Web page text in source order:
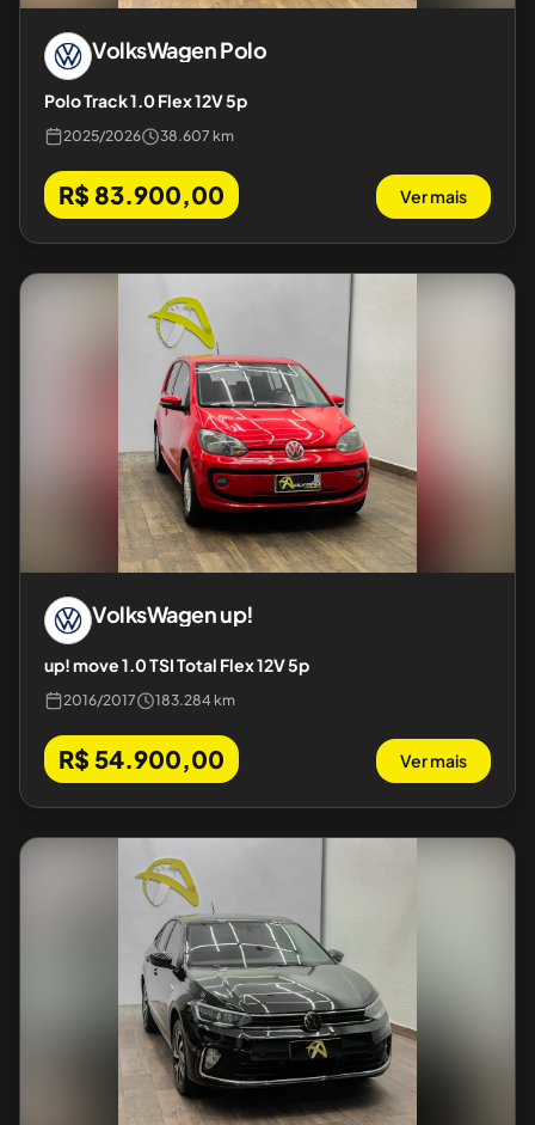
VolksWagenPolo
Polo Track 1.0 Flex 12V 5p
2025/2026 38.607 km
R$ 83.900,00 Ver mais
VolksWagenup!
up! move 1.0 TSI Total Flex 12V 5p
2016/2017 183.284 km
R$ 54.900,00 Ver mais